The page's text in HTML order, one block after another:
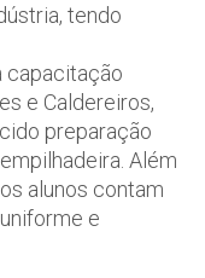
tendo
capacitação
e Caldereiros,
preparação
Além
alunos contam
e